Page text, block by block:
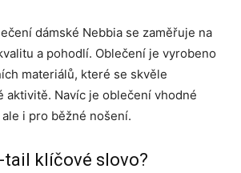
dámské Nebbia se zaměřuje na
a pohodlí. Oblečení je vyrobeno
materiálů, které se skvěle
aktivitě. Navíc je oblečení vhodné
i pro běžné nošení.
tail klíčové slovo?